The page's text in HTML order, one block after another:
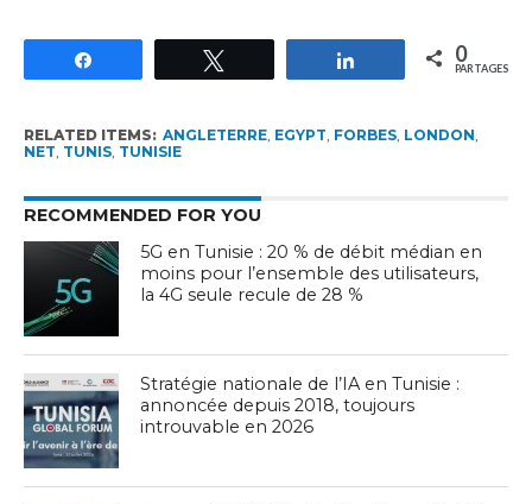
Partagez 0
PARTAGES
RELATED ITEMS: ANGLETERRE, EGYPT, FORBES, LONDON,
NET, TUNIS, TUNISIE
RECOMMENDED FOR YOU
5G en Tunisie : 20 % de débit médian en
moins pour l’ensemble des utilisateurs,
la 4G seule recule de 28 %
Stratégie nationale de l’IA en Tunisie :
annoncée depuis 2018, toujours
introuvable en 2026